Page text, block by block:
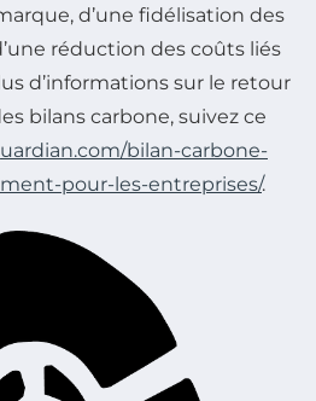
d’une fidélisation des
réduction des coûts liés
d’informations sur le retour
bilans carbone, suivez ce
bilan-carbone-
pour-les-entreprises/.